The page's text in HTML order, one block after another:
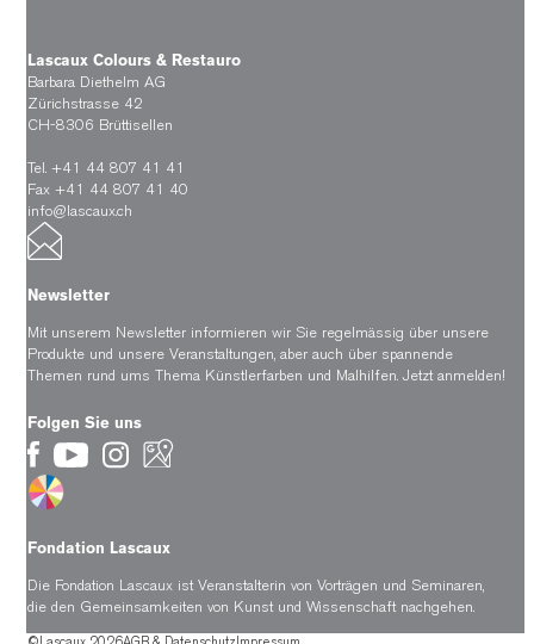
Lascaux Colours & Restauro
Barbara Diethelm AG
Zürichstrasse 42
CH-8306 Brüttisellen
Tel. +41 44 807 41 41
Fax +41 44 807 41 40
info@lascaux.ch
Newsletter
Mit unserem Newsletter informieren wir Sie regelmässig über unsere
Produkte und unsere Veranstaltungen, aber auch über spannende
Themen rund ums Thema Künstlerfarben und Malhilfen. Jetzt anmelden!
Folgen Sie uns
Fondation Lascaux
Die Fondation Lascaux ist Veranstalterin von Vorträgen und Seminaren,
die den Gemeinsamkeiten von Kunst und Wissenschaft nachgehen.